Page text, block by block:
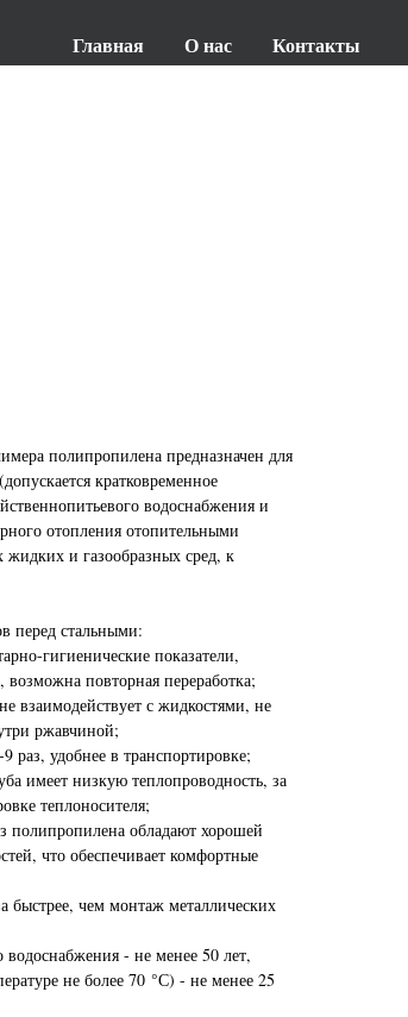
Главная О нас Контакты
полипропилена предназначен для
кратковременное
водоснабжения и
отопления отопительными
жидких и газообразных сред, к
перед стальными:
гигиенические показатели,
повторная переработка;
взаимодействует с жидкостями, не
ржавчиной;
раз, удобнее в транспортировке;
имеет низкую теплопроводность, за
теплоносителя;
обладают хорошей
что обеспечивает комфортные
быстрее, чем монтаж металлических
- не менее 50 лет,
не более 70 °С) - не менее 25